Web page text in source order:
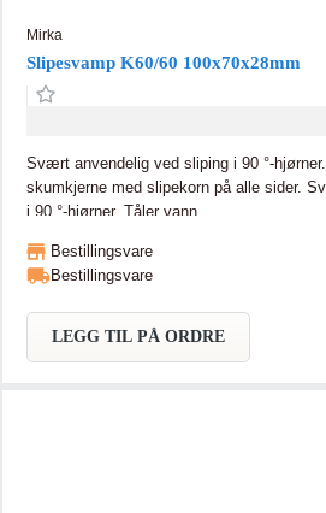
Mirka
Slipesvamp K60/60 100x70x28mm
Svært anvendelig ved sliping i 90 °-hjørner.
skumkjerne med slipekorn på alle sider.
i 90 °-hjørner. Tåler vann.
Bestillingsvare
Bestillingsvare
LEGG TIL PÅ ORDRE